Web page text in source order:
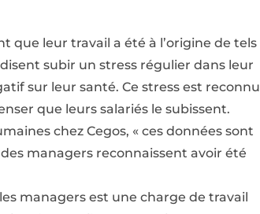
que leur travail a été à l’origine de tels
subir un stress régulier dans leur
sur leur santé. Ce stress est reconnu
que leurs salariés le subissent.
chez Cegos, « ces données sont
managers reconnaissent avoir été
managers est une charge de travail